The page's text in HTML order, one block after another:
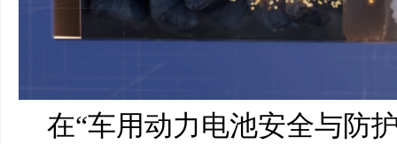
在“车用动力电池安全与防